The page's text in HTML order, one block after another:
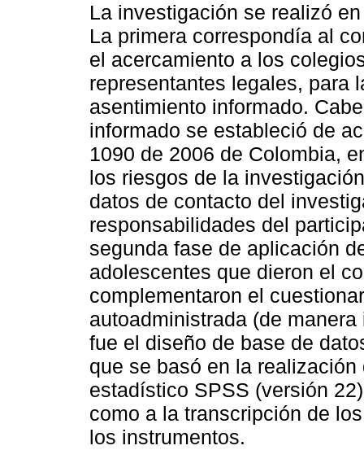
La investigación se realizó
La primera correspondía al
el acercamiento a los
representantes legales, para
asentimiento informado.
informado se estableció de
1090 de 2006 de Colombia,
los riesgos de la
datos de contacto del
responsabilidades del
segunda fase de aplicación
adolescentes que dieron el
complementaron el
autoadministrada (de
fue el diseño de base de
que se basó en la
estadístico SPSS (versión
como a la transcripción de
los instrumentos.